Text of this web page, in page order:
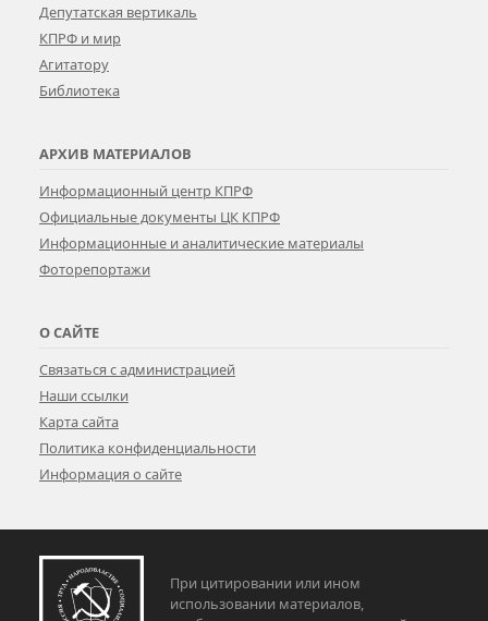
Депутатская вертикаль
КПРФ и мир
Агитатору
Библиотека
АРХИВ МАТЕРИАЛОВ
Информационный центр КПРФ
Официальные документы ЦК КПРФ
Информационные и аналитические материалы
Фоторепортажи
О САЙТЕ
Связаться с администрацией
Наши ссылки
Карта сайта
Политика конфиденциальности
Информация о сайте
При цитировании или ином
использовании материалов,